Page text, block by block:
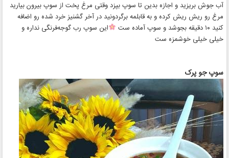
آب جوش بریزید و اجازه بدین تا سوپ بپزد وقتی مرغ پخت از سوپ بیرون بیارید
مرغ رو ریش ریش کرده و به قابلمه برگردونید در آخر گشنیز خرد شده رو اضافه
کنید ۱۰ دقیقه بجوشد و سوپ آماده ست
این سوپ رب گوجه‌فرنگی نداره و
خیلی خیلی خوشمزه ست
سوپ جو پرک